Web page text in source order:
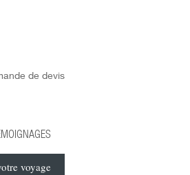
de devis
voyage